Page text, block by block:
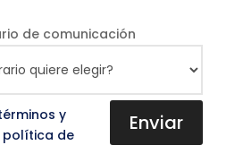
de comunicación
y
política de